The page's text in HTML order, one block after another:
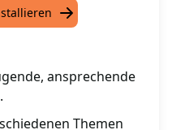
ansprechende
Themen